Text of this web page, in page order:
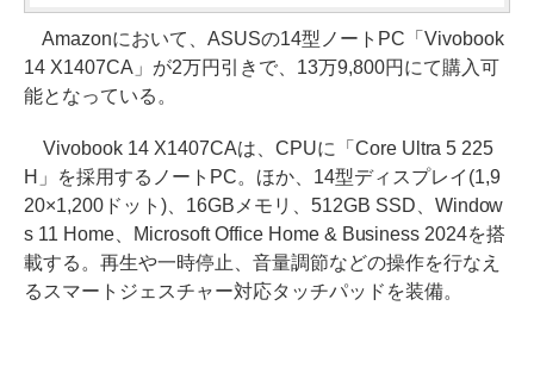
Amazonにおいて、ASUSの14型ノートPC「Vivobook
14 X1407CA」が2万円引きで、13万9,800円にて購入可
能となっている。
Vivobook 14 X1407CAは、CPUに「Core Ultra 5 225
H」を採用するノートPC。ほか、14型ディスプレイ(1,9
20×1,200ドット)、16GBメモリ、512GB SSD、Window
s 11 Home、Microsoft Office Home & Business 2024を搭
載する。再生や一時停止、音量調節などの操作を行なえ
るスマートジェスチャー対応タッチパッドを装備。